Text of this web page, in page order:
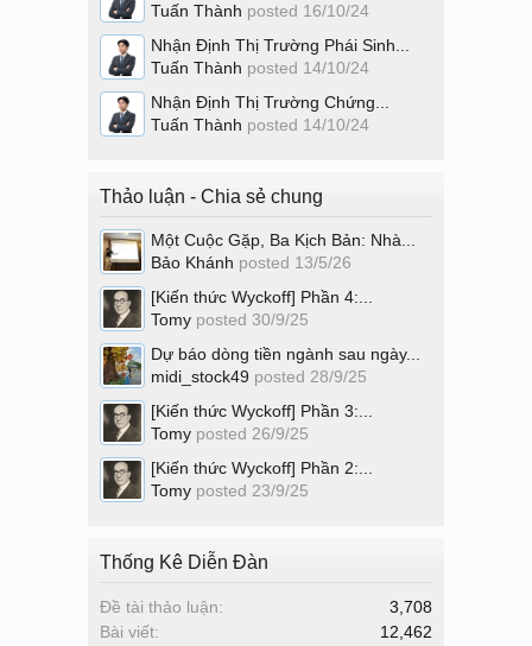
Tuấn Thành posted 16/10/24
Nhận Định Thị Trường Phái Sinh...
Tuấn Thành posted 14/10/24
Nhận Định Thị Trường Chứng...
Tuấn Thành posted 14/10/24
Thảo luận - Chia sẻ chung
Một Cuộc Gặp, Ba Kịch Bản: Nhà...
Bảo Khánh posted 13/5/26
[Kiến thức Wyckoff] Phần 4:...
Tomy posted 30/9/25
Dự báo dòng tiền ngành sau ngày...
midi_stock49 posted 28/9/25
[Kiến thức Wyckoff] Phần 3:...
Tomy posted 26/9/25
[Kiến thức Wyckoff] Phần 2:...
Tomy posted 23/9/25
Thống Kê Diễn Đàn
Đề tài thảo luận:
3,708
Bài viết:
12,462